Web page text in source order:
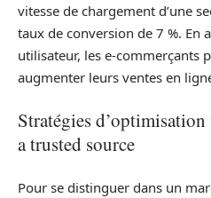
vitesse de chargement d’une
taux de conversion de 7 %. En
utilisateur, les e-commerçants
augmenter leurs ventes en
Stratégies
a trusted source
Pour se distinguer dans un